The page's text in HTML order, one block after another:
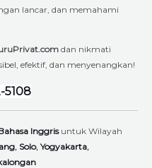
lancar, dan memahami
dan nikmati
efektif, dan menyenangkan!
5108
Inggris untuk Wilayah
, Solo,Yogyakarta,